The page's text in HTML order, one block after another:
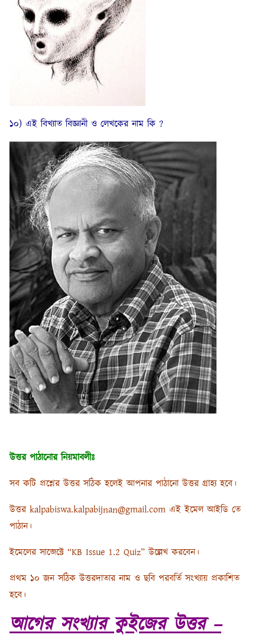
১০) এই বিখ্যাত বিজ্ঞানী ও লেখকের নাম কি ?
উত্তর পাঠানোর নিয়মাবলীঃ
সব কটি প্রশ্নের উত্তর সঠিক হলেই আপনার পাঠানো উত্তর গ্রাহ্য হবে।
উত্তর kalpabiswa.kalpabijnan@gmail.com এই ইমেল আইডি তে
পাঠান।
ইমেলের সাব্জেক্টে “KB Issue 1.2 Quiz” উল্লেখ করবেন।
প্রথম ১০ জন সঠিক উত্তরদাতার নাম ও ছবি পরবর্তি সংখ্যায় প্রকাশিত
হবে।
আগের সংখ্যার কুইজের উত্তর –